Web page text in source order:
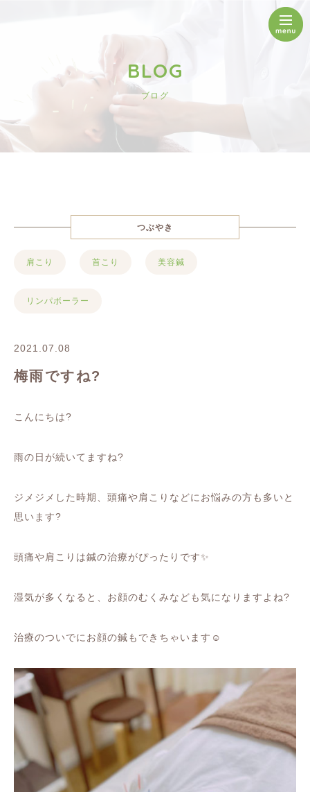
BLOG
ブログ
つぶやき
肩こり 首こり 美容鍼
リンパボーラー
2021.07.08
梅雨ですね?
こんにちは?
雨の日が続いてますね?
ジメジメした時期、頭痛や肩こりなどにお悩みの方も多いと
思います?
頭痛や肩こりは鍼の治療がぴったりです✨
湿気が多くなると、 お顔のむくみなども気になりますよね?
治療のついでに お顔の鍼もできちゃいます ☺️